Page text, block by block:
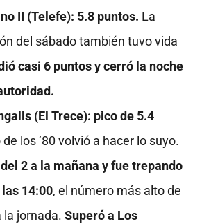
II (Telefe): 5.8 puntos. La
del sábado también tuvo vida
casi 6 puntos y cerró la noche
(El Trece): pico de 5.4
de los ’80 volvió a hacer lo suyo.
2 a la mañana y fue trepando
14:00, el número más alto de
jornada. Superó a Los